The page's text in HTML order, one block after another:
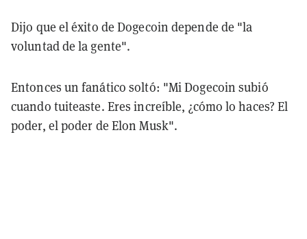
Dijo que el éxito de Dogecoin depende de "la
voluntad de la gente".
Entonces un fanático soltó: "Mi Dogecoin subió
cuando tuiteaste. Eres increíble, ¿cómo lo haces? El
poder, el poder de Elon Musk".